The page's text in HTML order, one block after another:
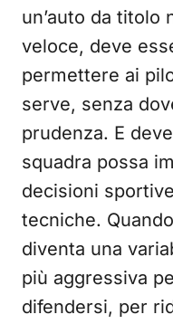
un’auto da titolo
veloce, deve
permettere ai
serve, senza
prudenza. E
squadra possa
decisioni
tecniche.
diventa una
più aggressiva
difendersi, per